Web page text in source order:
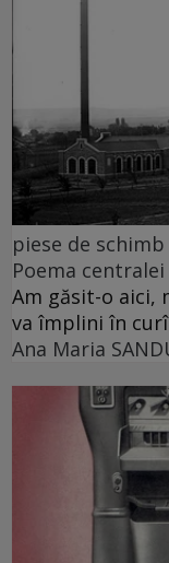
piese de schimb
Poema centralei
Am găsit-o
va împlini în
Ana Maria